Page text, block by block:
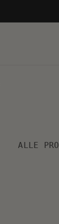
ALLE